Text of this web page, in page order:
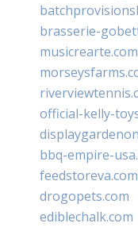
brasserie-
musicrearte.com
official-kelly-
bbq-empire-
feedstoreva.com
drogopets.com
ediblechalk.com